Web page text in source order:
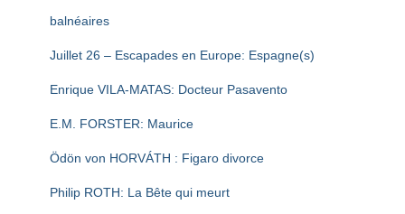
balnéaires
Juillet 26 – Escapades en Europe: Espagne(s)
Enrique VILA-MATAS: Docteur Pasavento
E.M. FORSTER: Maurice
Ödön von HORVÁTH : Figaro divorce
Philip ROTH: La Bête qui meurt